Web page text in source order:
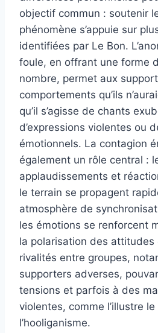
objectif commun : soutenir
phénomène s’appuie sur
identifiées par Le Bon.
foule, en offrant une forme
nombre, permet aux
comportements qu’ils
qu’il s’agisse de chants
d’expressions violentes ou
émotionnels. La contagion
également un rôle central :
applaudissements et
le terrain se propagent
atmosphère de
les émotions se renforcent
la polarisation des attitudes
rivalités entre groupes,
supporters adverses,
tensions et parfois à des
violentes, comme l’illustre
l’hooliganisme.